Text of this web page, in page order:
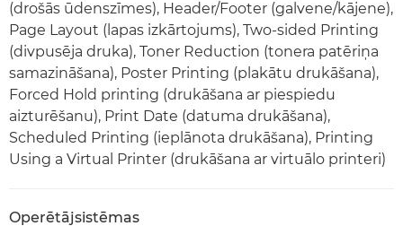
(drošās ūdenszīmes), Header/Footer (galvene/kājene),
Page Layout (lapas izkārtojums), Two-sided Printing
(divpusēja druka), Toner Reduction (tonera patēriņa
samazināšana), Poster Printing (plakātu drukāšana),
Forced Hold printing (drukāšana ar piespiedu
aizturēšanu), Print Date (datuma drukāšana),
Scheduled Printing (ieplānota drukāšana), Printing
Using a Virtual Printer (drukāšana ar virtuālo printeri)
Operētājsistēmas